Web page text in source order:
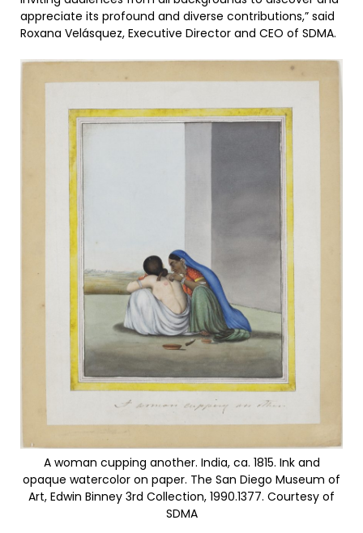
appreciate its profound and diverse contributions,” said
Roxana Velásquez, Executive Director and CEO of SDMA.
A woman cupping another. India, ca. 1815. Ink and
opaque watercolor on paper. The San Diego Museum of
Art, Edwin Binney 3rd Collection, 1990.1377. Courtesy of
SDMA